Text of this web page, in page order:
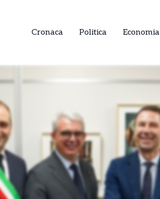
Cronaca Politica Economia